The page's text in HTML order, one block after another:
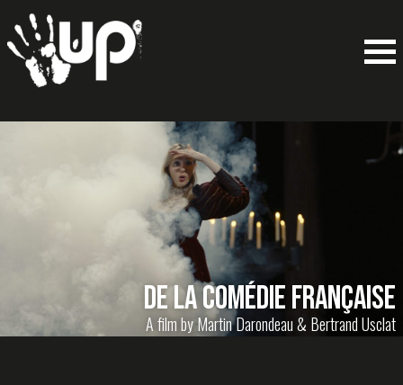
DE LA COMÉDIE FRANÇAISE
A film by Martin Darondeau & Bertrand Usclat